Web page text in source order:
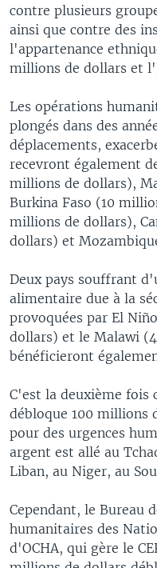
contre plusieurs
ainsi que contre des
l'appartenance
millions de dollars et
Les opérations
plongés dans des
déplacements,
recevront également
millions de dollars),
Burkina Faso (10
millions de dollars),
dollars) et
Deux pays souffrant
alimentaire due à la
provoquées par El
dollars) et le Malawi
bénéficieront
C'est la deuxième fois
débloque 100 millions
pour des urgences
argent est allé au
Liban, au Niger, au
Cependant, le Bureau
humanitaires des
d'OCHA, qui gère le